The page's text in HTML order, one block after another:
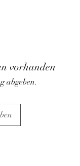
vorhanden
abgeben.